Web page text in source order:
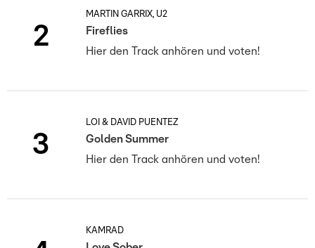
2
MARTIN GARRIX, U2
Fireflies
Hier den Track anhören und voten!
3
LOI & DAVID PUENTEZ
Golden Summer
Hier den Track anhören und voten!
KAMRAD